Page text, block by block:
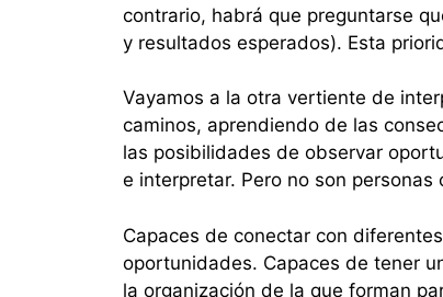
contrario, habrá que preguntarse
y resultados esperados). Esta
Vayamos a la otra vertiente de
caminos, aprendiendo de las
las posibilidades de observar
e interpretar. Pero no son
Capaces de conectar con
oportunidades. Capaces de tener
la organización de la que forman